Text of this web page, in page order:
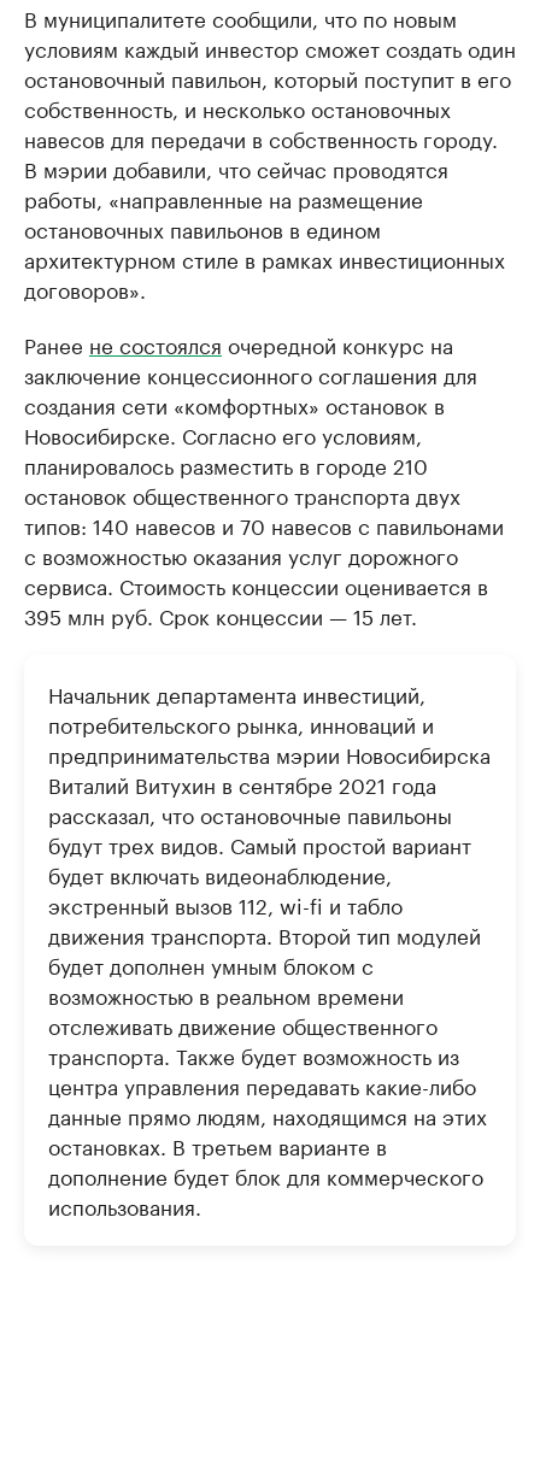
В муниципалитете сообщили, что по новым
условиям каждый инвестор сможет создать один
остановочный павильон, который поступит в его
собственность, и несколько остановочных
навесов для передачи в собственность городу.
В мэрии добавили, что сейчас проводятся
работы, «направленные на размещение
остановочных павильонов в едином
архитектурном стиле в рамках инвестиционных
договоров».
Ранее не состоялся очередной конкурс на
заключение концессионного соглашения для
создания сети «комфортных» остановок в
Новосибирске. Согласно его условиям,
планировалось разместить в городе 210
остановок общественного транспорта двух
типов: 140 навесов и 70 навесов с павильонами
с возможностью оказания услуг дорожного
сервиса. Стоимость концессии оценивается в
395 млн руб. Срок концессии — 15 лет.
Начальник департамента инвестиций,
потребительского рынка, инноваций и
предпринимательства мэрии Новосибирска
Виталий Витухин в сентябре 2021 года
рассказал, что остановочные павильоны
будут трех видов. Самый простой вариант
будет включать видеонаблюдение,
экстренный вызов 112, wi-fi и табло
движения транспорта. Второй тип модулей
будет дополнен умным блоком с
возможностью в реальном времени
отслеживать движение общественного
транспорта. Также будет возможность из
центра управления передавать какие-либо
данные прямо людям, находящимся на этих
остановках. В третьем варианте в
дополнение будет блок для коммерческого
использования.